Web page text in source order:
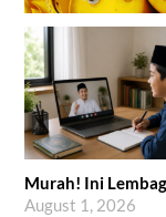
Murah! Ini
August 1, 2026